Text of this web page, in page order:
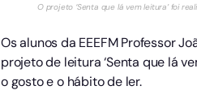
O projeto ‘Senta que lá vem leitura’ foi
Os alunos da EEEFM Professor
projeto de leitura ‘Senta que lá
o gosto e o hábito de ler.